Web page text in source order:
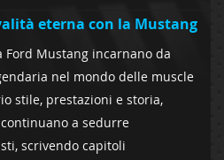
eterna con la Mustang
Ford Mustang incarnano da
nel mondo delle muscle
stile, prestazioni e storia,
a sedurre
scrivendo capitoli